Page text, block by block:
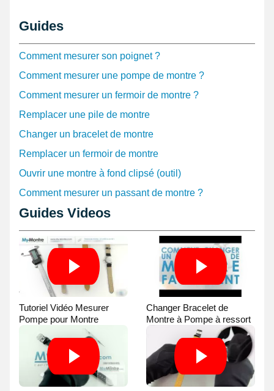
tout type de style vestimentaire.
Guides
Comment mesurer son poignet ?
Comment mesurer une pompe de montre ?
Comment mesurer un fermoir de montre ?
Remplacer une pile de montre
Changer un bracelet de montre
Remplacer un fermoir de montre
Ouvrir une montre à fond clipsé (outil)
Comment mesurer un passant de montre ?
Guides Videos
Tutoriel Vidéo Mesurer
Pompe pour Montre
Changer Bracelet de
Montre à Pompe à ressort
- Guide Vidéo